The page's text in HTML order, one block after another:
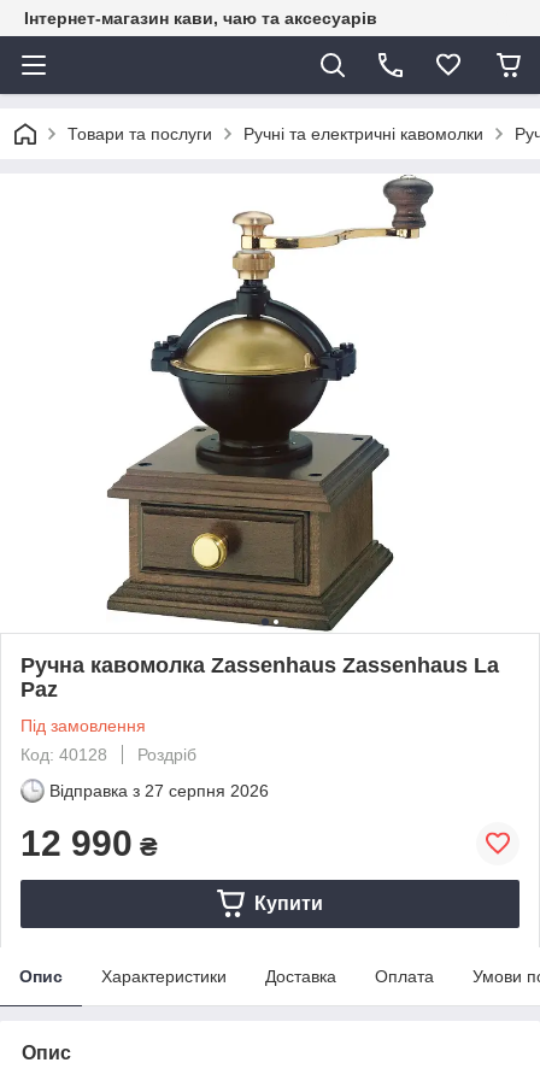
Інтернет-магазин кави, чаю та аксесуарів
Товари та послуги Ручні та електричні кавомолки
Ручна кавомолка Zassenhaus Zassenhaus La
Paz
Під замовлення
Код: 40128
Роздріб
Відправка з 27 серпня 2026
12 990 ₴
Купити
Опис Характеристики Доставка Оплата Умови
Опис